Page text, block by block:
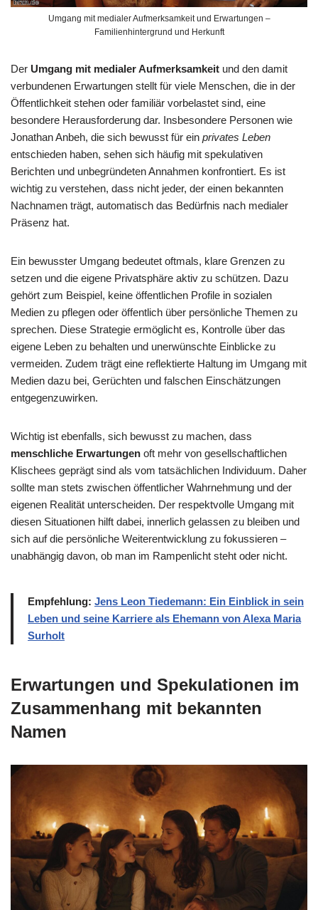
Umgang mit medialer Aufmerksamkeit und Erwartungen –
Familienhintergrund und Herkunft
Der Umgang mit medialer Aufmerksamkeit und den damit
verbundenen Erwartungen stellt für viele Menschen, die in der
Öffentlichkeit stehen oder familiär vorbelastet sind, eine
besondere Herausforderung dar. Insbesondere Personen wie
Jonathan Anbeh, die sich bewusst für ein privates Leben
entschieden haben, sehen sich häufig mit spekulativen
Berichten und unbegründeten Annahmen konfrontiert. Es ist
wichtig zu verstehen, dass nicht jeder, der einen bekannten
Nachnamen trägt, automatisch das Bedürfnis nach medialer
Präsenz hat.
Ein bewusster Umgang bedeutet oftmals, klare Grenzen zu
setzen und die eigene Privatsphäre aktiv zu schützen. Dazu
gehört zum Beispiel, keine öffentlichen Profile in sozialen
Medien zu pflegen oder öffentlich über persönliche Themen zu
sprechen. Diese Strategie ermöglicht es, Kontrolle über das
eigene Leben zu behalten und unerwünschte Einblicke zu
vermeiden. Zudem trägt eine reflektierte Haltung im Umgang mit
Medien dazu bei, Gerüchten und falschen Einschätzungen
entgegenzuwirken.
Wichtig ist ebenfalls, sich bewusst zu machen, dass
menschliche Erwartungen oft mehr von gesellschaftlichen
Klischees geprägt sind als vom tatsächlichen Individuum. Daher
sollte man stets zwischen öffentlicher Wahrnehmung und der
eigenen Realität unterscheiden. Der respektvolle Umgang mit
diesen Situationen hilft dabei, innerlich gelassen zu bleiben und
sich auf die persönliche Weiterentwicklung zu fokussieren –
unabhängig davon, ob man im Rampenlicht steht oder nicht.
Empfehlung: Jens Leon Tiedemann: Ein Einblick in sein
Leben und seine Karriere als Ehemann von Alexa Maria
Surholt
Erwartungen und Spekulationen im
Zusammenhang mit bekannten
Namen